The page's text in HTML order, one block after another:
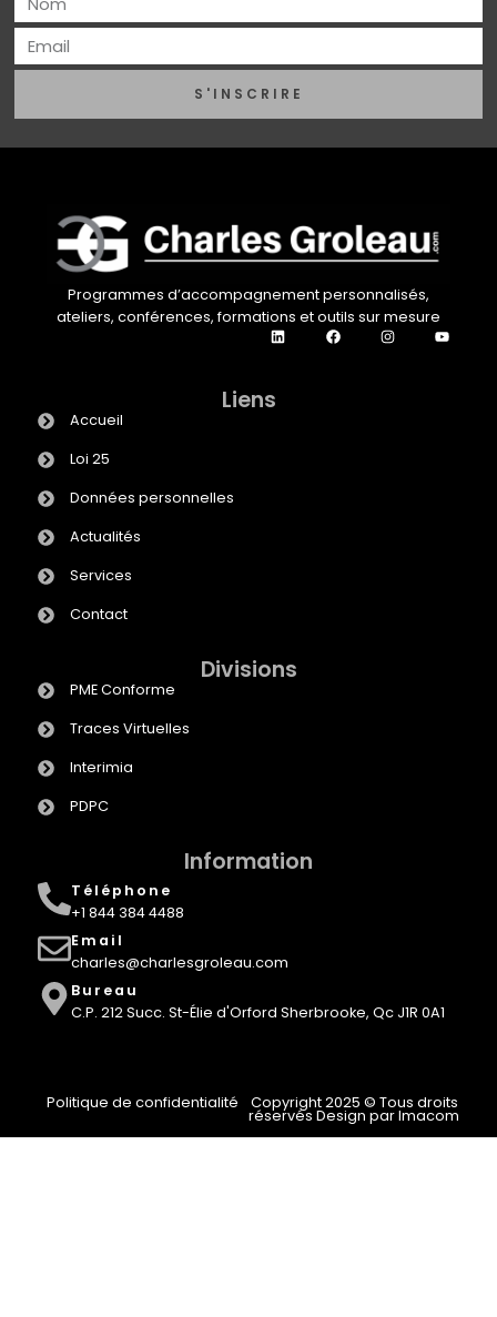
S'INSCRIRE
Programmes d’accompagnement personnalisés,
ateliers, conférences, formations et outils sur mesure
Liens
Accueil
Loi 25
Données personnelles
Actualités
Services
Contact
Divisions
PME Conforme
Traces Virtuelles
Interimia
PDPC
Information
Téléphone
+1 844 384 4488
Email
charles@charlesgroleau.com
Bureau
C.P. 212 Succ. St-Élie d'Orford Sherbrooke, Qc J1R 0A1
Politique de confidentialité Copyright 2025 © Tous droits
réservés Design par Imacom